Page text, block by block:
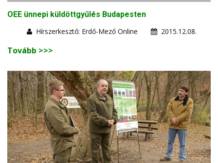
OEE ünnepi küldöttgyűlés Budapesten
Hírszerkesztő: Erdő-Mező Online
2015.12.08.
Tovább >>>